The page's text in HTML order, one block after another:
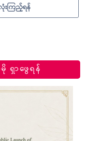
လုံးကြည့်ရန်
ရှာဖွေရန်